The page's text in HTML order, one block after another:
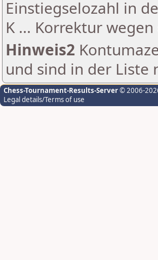
Einstiegselozahl in
K ... Korrektur
Hinweis2
und sind in der Liste
Chess-Tournament-Results-Server© 2006-
Legal details/Terms of use